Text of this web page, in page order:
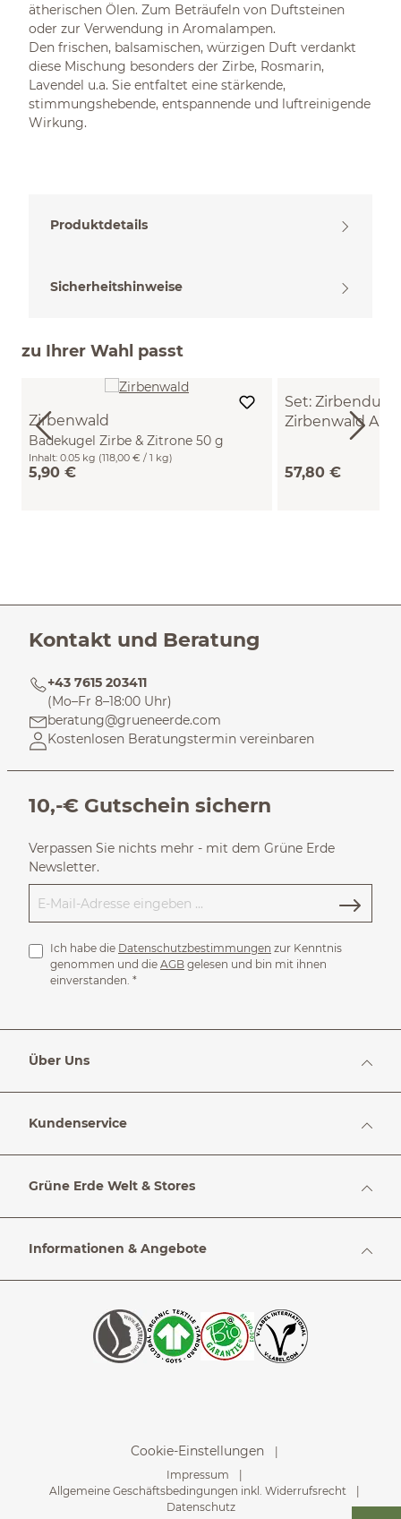
ätherischen Ölen. Zum Beträufeln von Duftsteinen
oder zur Verwendung in Aromalampen.
Den frischen, balsamischen, würzigen Duft verdankt
diese Mischung besonders der Zirbe, Rosmarin,
Lavendel u.a. Sie entfaltet eine stärkende,
stimmungshebende, entspannende und luftreinigende
Wirkung.
Produktdetails
Sicherheitshinweise
zu Ihrer Wahl passt
Zirbenwald
Badekugel Zirbe & Zitrone 50 g
Inhalt: 0.05 kg (118,00 € / 1 kg)
5,90 €
Set:
Zirbenwald
57,80 €
Kontakt und Beratung
+43 7615 203411
(Mo–Fr 8–18:00 Uhr)
beratung@grueneerde.com
Kostenlosen Beratungstermin vereinbaren
10,-€ Gutschein sichern
Verpassen Sie nichts mehr - mit dem Grüne Erde
Newsletter.
Ich habe die Datenschutzbestimmungen zur Kenntnis
genommen und die AGB gelesen und bin mit ihnen
einverstanden. *
Über Uns
Kundenservice
Grüne Erde Welt & Stores
Informationen & Angebote
Cookie-Einstellungen
Impressum
Allgemeine Geschäftsbedingungen inkl. Widerrufsrecht
Datenschutz